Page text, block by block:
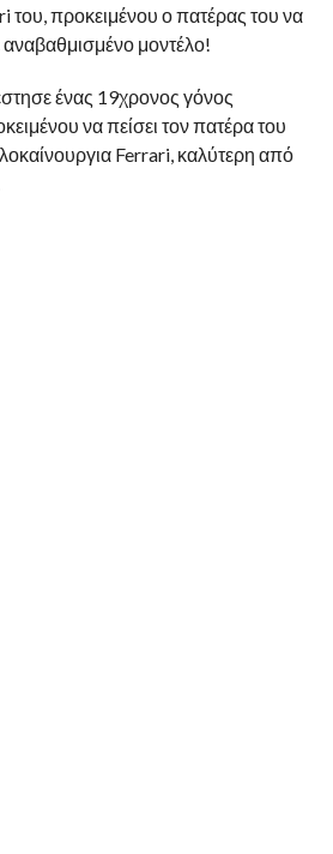
του, προκειμένου ο πατέρας του να
αναβαθμισμένο μοντέλο!
ένας 19χρονος γόνος
να πείσει τον πατέρα του
Ferrari, καλύτερη από